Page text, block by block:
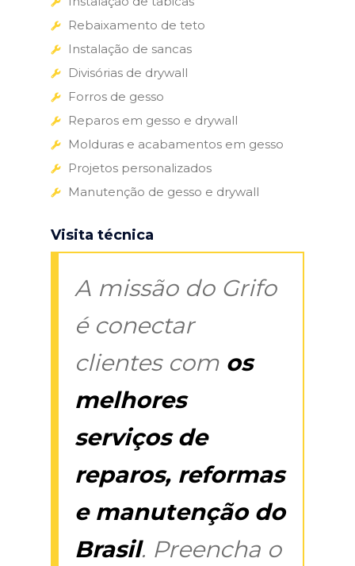
Rebaixamento de teto
Instalação de sancas
Divisórias de drywall
Forros de gesso
Reparos em gesso e drywall
Molduras e acabamentos em gesso
Projetos personalizados
Manutenção de gesso e drywall
Visita técnica
A missão do Grifo
é conectar
clientes com os
melhores
serviços de
reparos, reformas
e manutenção do
Brasil. Preencha o